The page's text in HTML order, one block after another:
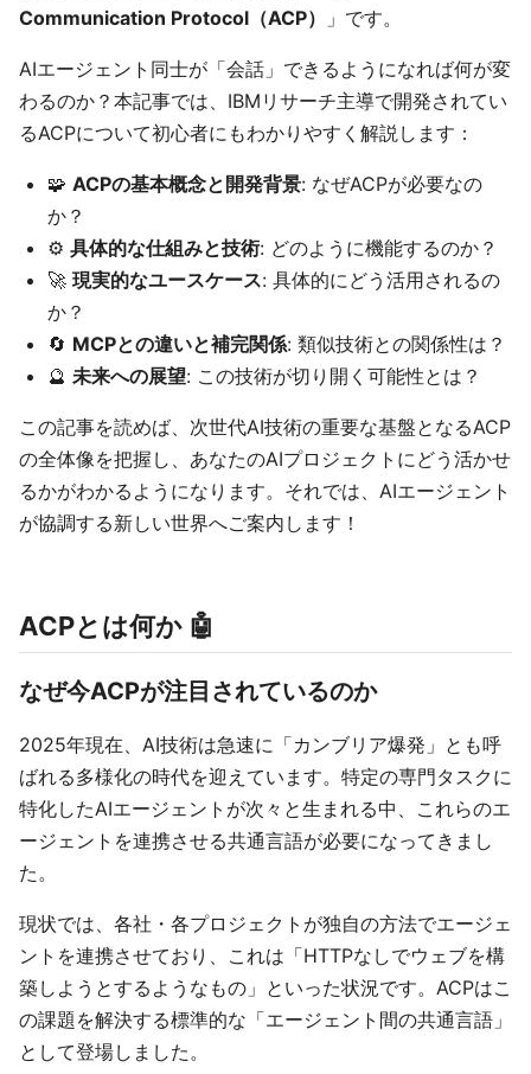
Communication Protocol（ACP）
」です。
AIエージェント同士が「会話」できるようになれば何が変
わるのか？本記事では、IBMリサーチ主導で開発されてい
るACPについて初心者にもわかりやすく解説します：
🧩 ACPの基本概念と開発背景: なぜACPが必要なの
か？
⚙️ 具体的な仕組みと技術: どのように機能するのか？
🚀 現実的なユースケース: 具体的にどう活用されるの
か？
🔄 MCPとの違いと補完関係: 類似技術との関係性は？
🔮 未来への展望: この技術が切り開く可能性とは？
この記事を読めば、次世代AI技術の重要な基盤となるACP
の全体像を把握し、あなたのAIプロジェクトにどう活かせ
るかがわかるようになります。それでは、AIエージェント
が協調する新しい世界へご案内します！
ACPとは何か 🤖
なぜ今ACPが注目されているのか
2025年現在、AI技術は急速に「カンブリア爆発」とも呼
ばれる多様化の時代を迎えています。特定の専門タスクに
特化したAIエージェントが次々と生まれる中、これらのエ
ージェントを連携させる共通言語が必要になってきまし
た。
現状では、各社・各プロジェクトが独自の方法でエージェ
ントを連携させており、これは「HTTPなしでウェブを構
築しようとするようなもの」といった状況です。ACPはこ
の課題を解決する標準的な「エージェント間の共通言語」
として登場しました。